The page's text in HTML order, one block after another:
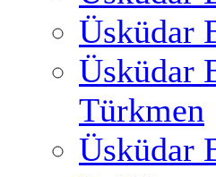
Üsküdar
Üsküdar
Türkmen
Üsküdar